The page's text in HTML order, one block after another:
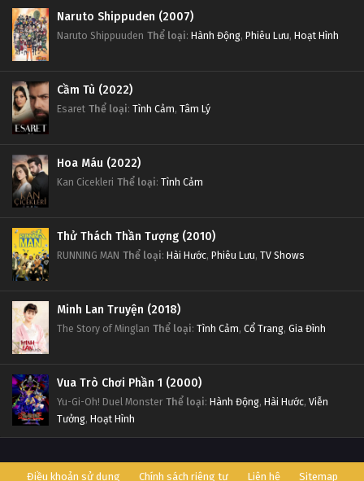
Naruto Shippuden (2007)
Naruto Shippuuden Thể loại: Hành Động, Phiêu Lưu, Hoạt Hình
Cầm Tù (2022)
Esaret Thể loại: Tình Cảm, Tâm Lý
Hoa Máu (2022)
Kan Cicekleri Thể loại: Tình Cảm
Thử Thách Thần Tượng (2010)
RUNNING MAN Thể loại: Hài Hước, Phiêu Lưu, TV Shows
Minh Lan Truyện (2018)
The Story of Minglan Thể loại: Tình Cảm, Cổ Trang, Gia Đình
Vua Trò Chơi Phần 1 (2000)
Yu-Gi-Oh! Duel Monster Thể loại: Hành Động, Hài Hước, Viễn
Tưởng, Hoạt Hình
Điều khoản sử dụng Chính sách riêng tư Liên hệ Sitemap